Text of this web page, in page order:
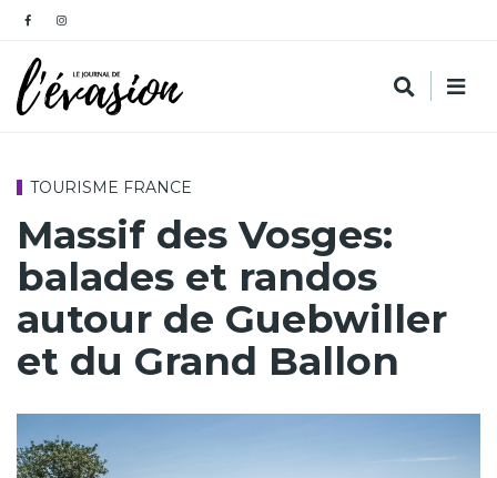
TOURISME FRANCE
Massif des Vosges:
balades et randos
autour de Guebwiller
et du Grand Ballon